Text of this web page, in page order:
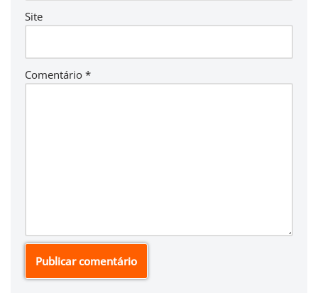
Site
Comentário *